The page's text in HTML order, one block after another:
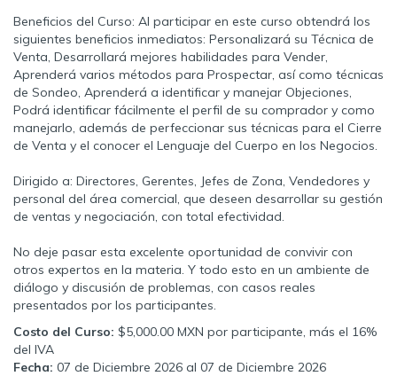
Beneficios del Curso: Al participar en este curso obtendrá los
siguientes beneficios inmediatos: Personalizará su Técnica de
Venta, Desarrollará mejores habilidades para Vender,
Aprenderá varios métodos para Prospectar, así como técnicas
de Sondeo, Aprenderá a identificar y manejar Objeciones,
Podrá identificar fácilmente el perfil de su comprador y como
manejarlo, además de perfeccionar sus técnicas para el Cierre
de Venta y el conocer el Lenguaje del Cuerpo en los Negocios.
Dirigido a: Directores, Gerentes, Jefes de Zona, Vendedores y
personal del área comercial, que deseen desarrollar su gestión
de ventas y negociación, con total efectividad.
No deje pasar esta excelente oportunidad de convivir con
otros expertos en la materia. Y todo esto en un ambiente de
diálogo y discusión de problemas, con casos reales
presentados por los participantes.
Costo del Curso: $5,000.00 MXN por participante, más el 16%
del IVA
Fecha: 07 de Diciembre 2026 al 07 de Diciembre 2026